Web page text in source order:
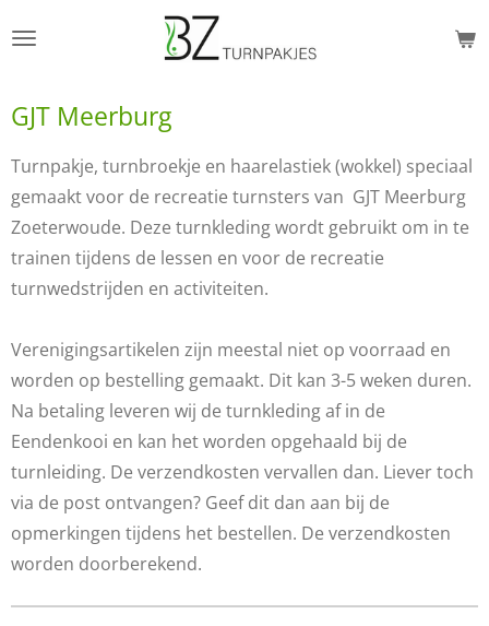
de
GJT Meerburg
Turnpakje, turnbroekje en haarelastiek (wokkel) speciaal
gemaakt voor de recreatie turnsters van GJT Meerburg
Zoeterwoude. Deze turnkleding wordt gebruikt om in te
trainen tijdens de lessen en voor de recreatie
turnwedstrijden en activiteiten.
Verenigingsartikelen zijn meestal niet op voorraad en
worden op bestelling gemaakt. Dit kan 3-5 weken duren.
Na betaling leveren wij de turnkleding af in de
Eendenkooi en kan het worden opgehaald bij de
turnleiding. De verzendkosten vervallen dan. Liever toch
via de post ontvangen? Geef dit dan aan bij de
opmerkingen tijdens het bestellen. De verzendkosten
worden doorberekend.